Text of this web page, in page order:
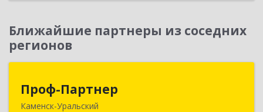
Ближайшие партнеры из соседних
регионов
Проф-Партнер
Каменск-Уральский
623406, Свердловская обл, Каменск-Уральский